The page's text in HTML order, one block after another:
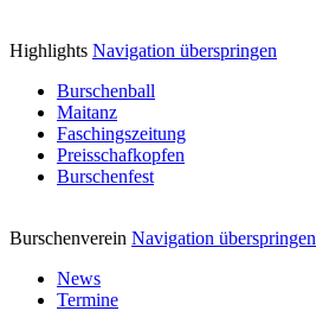
Highlights Navigation überspringen
Burschenball
Maitanz
Faschingszeitung
Preisschafkopfen
Burschenfest
Burschenverein Navigation überspringen
News
Termine